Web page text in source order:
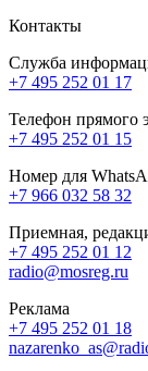
Контакты
Служба
+7 495 252 01 17
Телефон прямого
+7 495 252 01 15
Номер для
+7 966 032 58 32
Приемная,
+7 495 252 01 12
radio@mosreg.ru
Реклама
+7 495 252 01 18